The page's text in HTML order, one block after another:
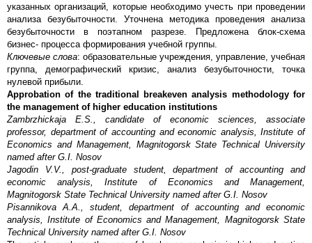
указанных организаций, которые необходимо учесть при проведении
анализа безубыточности. Уточнена методика проведения анализа
безубыточности в поэтапном разрезе. Предложена блок-схема
бизнес- процесса формирования учебной группы.
Ключевые слова: образовательные учреждения, управление, учебная
группа, демографический кризис, анализ безубыточности, точка
нулевой прибыли.
Approbation of the traditional breakeven analysis methodology for
the management of higher education institutions
Zambrzhickaja E.S., candidate of economic sciences, associate
professor, department of accounting and economic analysis, Institute of
Economics and Management, Magnitogorsk State Technical University
named after G.I. Nosov
Jagodin V.V., post-graduate student, department of accounting and
economic analysis, Institute of Economics and Management,
Magnitogorsk State Technical University named after G.I. Nosov
Pisannikova A.A., student, department of accounting and economic
analysis, Institute of Economics and Management, Magnitogorsk State
Technical University named after G.I. Nosov